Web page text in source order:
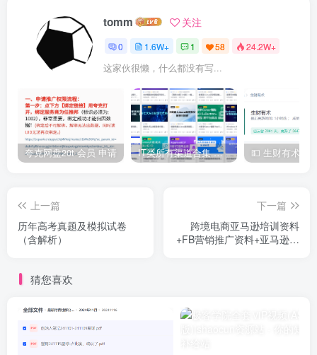
tomm 关注
0 1.6W+ 1 58 24.2W+
这家伙很懒，什么都没有写...
夸克网盘20t 会员 申请 IT类所有渠道合集 持续日更，目前近四千多条资源 年费用户微信私信获取权限
上一篇
历年高考真题及模拟试卷
（含解析）
下一篇
跨境电商亚马逊培训资料
+FB营销推广资料+亚马逊课
猜您喜欢